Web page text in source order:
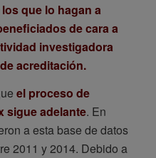
que lo hagan a
de cara a
investigadora
acreditación.
el proceso de
sigue adelante. En
a esta base de datos
2011 y 2014. Debido a